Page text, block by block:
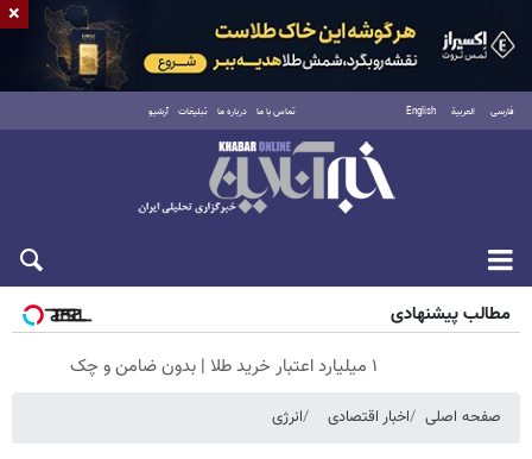
فارسی العربية English تماس با ما درباره ما تبلیغات آرشیو
جمعه ۱۶ مرداد ۱۴۰۵
مطالب پیشنهادی
۱ میلیارد اعتبار خرید طلا | بدون ضامن و چک
صفحه اصلی اخبار اقتصادی انرژی
×